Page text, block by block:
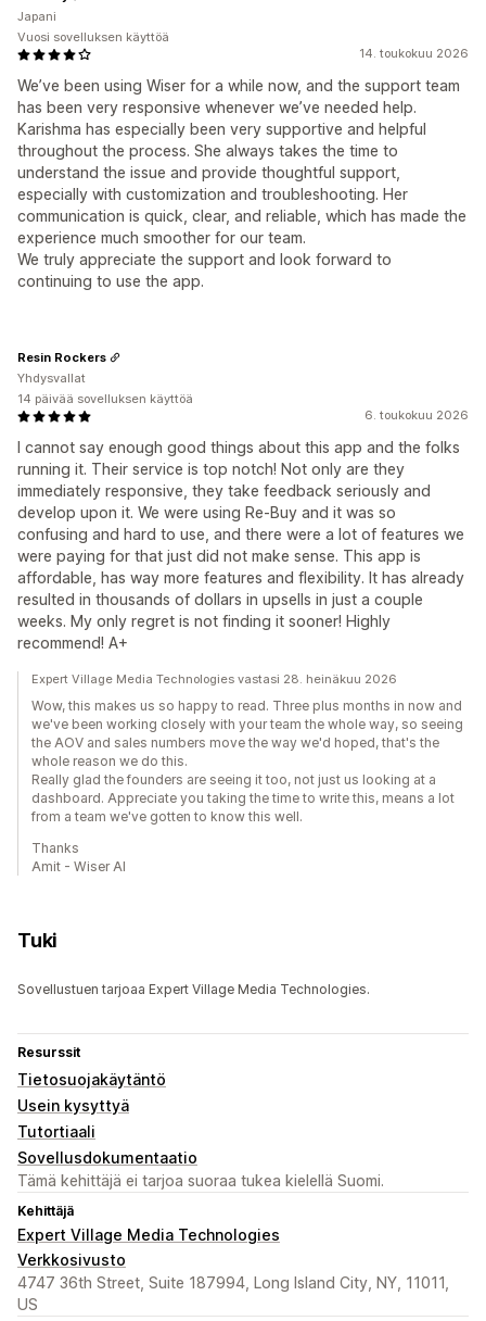
14. toukokuu 2026
We’ve been using Wiser for a while now, and the support team
has been very responsive whenever we’ve needed help.
Karishma has especially been very supportive and helpful
throughout the process. She always takes the time to
understand the issue and provide thoughtful support,
especially with customization and troubleshooting. Her
communication is quick, clear, and reliable, which has made the
experience much smoother for our team.
We truly appreciate the support and look forward to
continuing to use the app.
Japani
Vuosi sovelluksen käyttöä
6. toukokuu 2026
I cannot say enough good things about this app and the folks
running it. Their service is top notch! Not only are they
immediately responsive, they take feedback seriously and
develop upon it. We were using Re-Buy and it was so
confusing and hard to use, and there were a lot of features we
were paying for that just did not make sense. This app is
affordable, has way more features and flexibility. It has already
resulted in thousands of dollars in upsells in just a couple
weeks. My only regret is not finding it sooner! Highly
recommend! A+
Resin Rockers
Yhdysvallat
14 päivää sovelluksen käyttöä
Expert Village Media Technologies vastasi 28. heinäkuu 2026
Wow, this makes us so happy to read. Three plus months in now and
we've been working closely with your team the whole way, so seeing
the AOV and sales numbers move the way we'd hoped, that's the
whole reason we do this.
Really glad the founders are seeing it too, not just us looking at a
dashboard. Appreciate you taking the time to write this, means a lot
from a team we've gotten to know this well.
Thanks
Amit - Wiser AI
Tuki
Sovellustuen tarjoaa Expert Village Media Technologies.
Resurssit
Tietosuojakäytäntö
Usein kysyttyä
Tutortiaali
Sovellusdokumentaatio
Tämä kehittäjä ei tarjoa suoraa tukea kielellä Suomi.
Kehittäjä
Expert Village Media Technologies
Verkkosivusto
4747 36th Street, Suite 187994, Long Island City, NY, 11011,
US